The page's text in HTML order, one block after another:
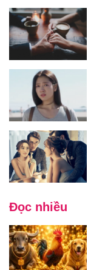
Đọc nhiều